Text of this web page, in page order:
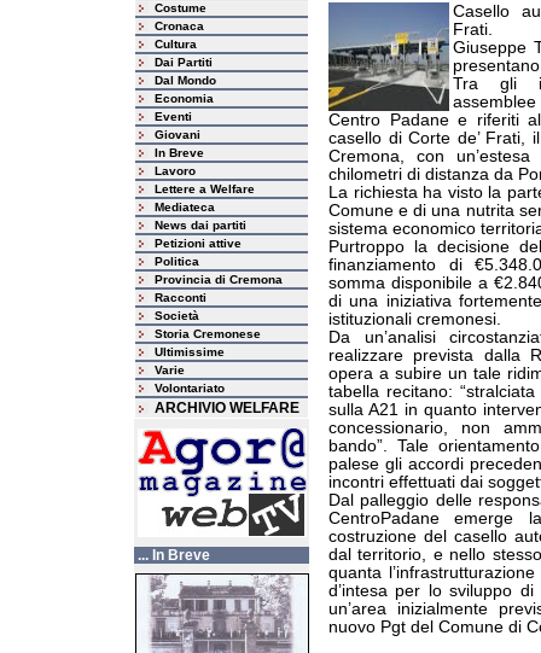
Costume
Cronaca
Cultura
Dai Partiti
Dal Mondo
Economia
Eventi
Giovani
In Breve
Lavoro
Lettere a Welfare
Mediateca
News dai partiti
Petizioni attive
Politica
Provincia di Cremona
Racconti
Società
Storia Cremonese
Ultimissime
Varie
Volontariato
ARCHIVIO WELFARE
... In Breve
Casello
Frati.
Giuseppe
Tra gli
Centro Padane e riferiti
casello di Corte de’ Frati,
Cremona, con
chilometri di distanza da
La richiesta ha visto la
Comune e di una nutrita
sistema economico
Purtroppo la decisione
finanziamento di
somma disponibile a
di una iniziativa
istituzionali cremonesi.
Da un’analisi
realizzare prevista dalla
opera a subire un tale
tabella recitano:
sulla A21 in quanto
concessionario, non
bando”. Tale
palese gli accordi
incontri effettuati dai
Dal palleggio delle
CentroPadane emerge
costruzione del casello
dal territorio, e nello
quanta
d’intesa per lo sviluppo
un’area inizialmente
nuovo Pgt del Comune di